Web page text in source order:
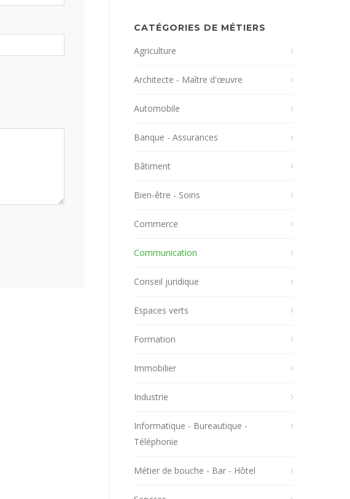
CATÉGORIES DE MÉTIERS
Agriculture
Architecte - Maître d'œuvre
Automobile
Banque - Assurances
Bâtiment
Bien-être - Soins
Commerce
Communication
Conseil juridique
Espaces verts
Formation
Immobilier
Industrie
Informatique - Bureautique -
Téléphonie
Métier de bouche - Bar - Hôtel